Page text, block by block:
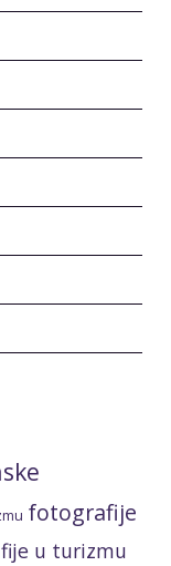
fotografije
u turizmu